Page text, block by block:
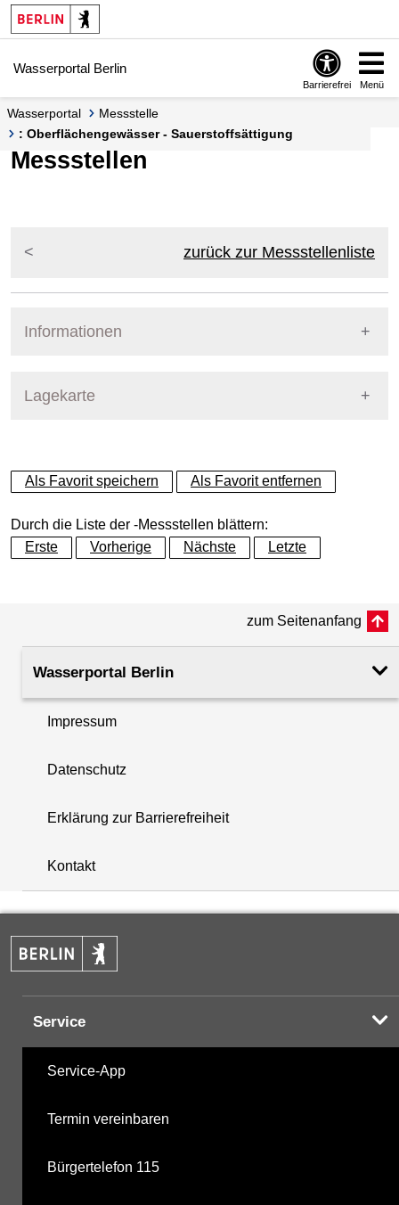
Springe zur Navigation
Springe zum Inhalt
Wasserportal Berlin
Barrierefrei Menü
Wasserportal
Messstelle
: Oberflächengewässer - Sauerstoffsättigung
Messstellen
zurück zur Messstellenliste
Informationen
Lagekarte
+
−
+
−
Als Favorit speichern Als Favorit entfernen
Durch die Liste der -Messstellen blättern:
Erste
Vorherige Nächste Letzte
zum Seitenanfang
Wasserportal Berlin
Impressum
Datenschutz
Erklärung zur Barrierefreiheit
Kontakt
Service
Service-App
Termin vereinbaren
Bürgertelefon 115